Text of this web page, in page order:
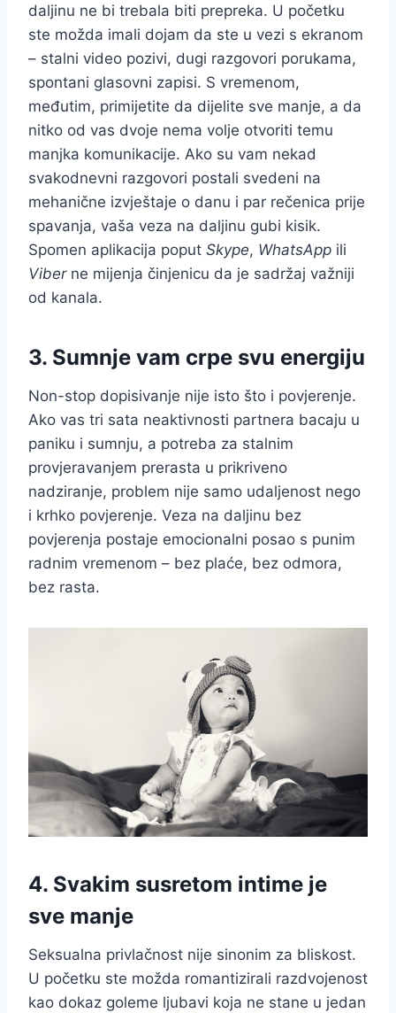
daljinu ne bi trebala biti prepreka. U početku
ste možda imali dojam da ste u vezi s ekranom
– stalni video pozivi, dugi razgovori porukama,
spontani glasovni zapisi. S vremenom,
međutim, primijetite da dijelite sve manje, a da
nitko od vas dvoje nema volje otvoriti temu
manjka komunikacije. Ako su vam nekad
svakodnevni razgovori postali svedeni na
mehanične izvještaje o danu i par rečenica prije
spavanja, vaša veza na daljinu gubi kisik.
Spomen aplikacija poput Skype, WhatsApp ili
Viberne mijenja činjenicu da je sadržaj važniji
od kanala.
3. Sumnje vam crpe svu energiju
Non-stop dopisivanje nije isto što i povjerenje.
Ako vas tri sata neaktivnosti partnera bacaju u
paniku i sumnju, a potreba za stalnim
provjeravanjem prerasta u prikriveno
nadziranje, problem nije samo udaljenost nego
i krhko povjerenje. Veza na daljinu bez
povjerenja postaje emocionalni posao s punim
radnim vremenom – bez plaće, bez odmora,
bez rasta.
4. Svakim susretom intime je
sve manje
Seksualna privlačnost nije sinonim za bliskost.
U početku ste možda romantizirali razdvojenost
kao dokaz goleme ljubavi koja ne stane u jedan